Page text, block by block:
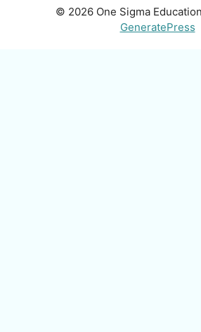
© 2026 One Sigma Education
GeneratePress